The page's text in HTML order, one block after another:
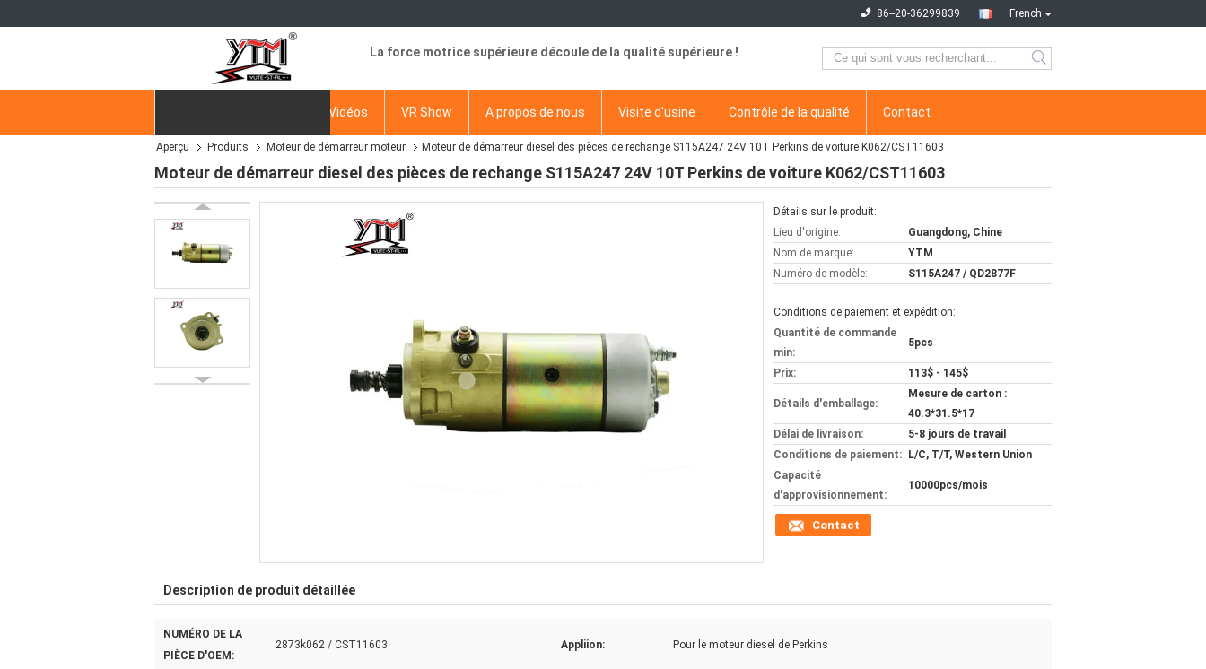
French
86--20-36299839
La force motrice supérieure découle de la qualité supérieure !
Vidéos VR Show A propos de nous Visite d'usine Contrôle de la qualité Contact
Demande de soumission
Aperçu Produits Moteur de démarreur moteur Moteur de démarreur diesel des pièces de rechange S115A247 24V 10T Perkins de voiture K062/CST11603
Moteur de démarreur diesel des pièces de rechange S115A247 24V 10T Perkins de voiture K062/CST11603
Détails sur le produit:
Lieu d'origine:
Guangdong, Chine
Nom de marque:
YTM
Numéro de modèle:
S115A247 / QD2877F
Conditions de paiement et expédition:
Quantité de commande
min:
5pcs
Prix: 113$ - 145$
Détails d'emballage:
Mesure de carton :
40.3*31.5*17
Délai de livraison:
5-8 jours de travail
Conditions de paiement:
L/C, T/T, Western Union
Capacité
d'approvisionnement:
10000pcs/mois
Contact
Description de produit détaillée
NUMÉRO DE LA
PIÈCE D'OEM:
2873k062 / CST11603 Appliion: Pour le moteur diesel de Perkins